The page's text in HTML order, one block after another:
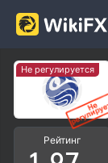
Не регулируется
Рейтинг
0
5
6
7
8
3
4
5
6